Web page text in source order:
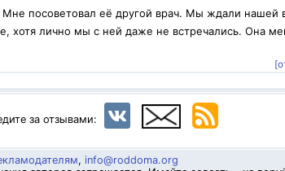
посоветовал её другой врач. Мы ждали нашей
хотя лично мы с ней даже не встречались. Она
за отзывами:
, info@roddoma.org